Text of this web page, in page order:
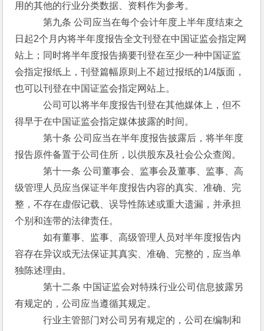
用的其他的行业分类数据、资料作为参考。
第九条 公司应当在每个会计年度上半年度结束之
日起2个月内将半年度报告全文刊登在中国证监会指定网
站上；同时将半年度报告摘要刊登在至少一种中国证监
会指定报纸上，刊登篇幅原则上不超过报纸的1/4版面，
也可以刊登在中国证监会指定网站上。
公司可以将半年度报告刊登在其他媒体上，但不
得早于在中国证监会指定媒体披露的时间。
第十条 公司应当在半年度报告披露后，将半年度
报告原件备置于公司住所，以供股东及社会公众查阅。
第十一条 公司董事会、监事会及董事、监事、高
级管理人员应当保证半年度报告内容的真实、准确、完
整，不存在虚假记载、误导性陈述或重大遗漏，并承担
个别和连带的法律责任。
如有董事、监事、高级管理人员对半年度报告内
容存在异议或无法保证其真实、准确、完整的，应当单
独陈述理由。
第十二条 中国证监会对特殊行业公司信息披露另
有规定的，公司应当遵循其规定。
行业主管部门对公司另有规定的，公司在编制和